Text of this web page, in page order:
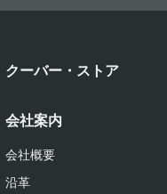
クーバー・ストア
会社案内
会社概要
沿革